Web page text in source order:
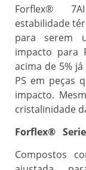
Forflex® 7AI
estabilidade
para serem
impacto para
acima de 5%
PS em peças
impacto.
cristalinidade
Forflex®
Compostos